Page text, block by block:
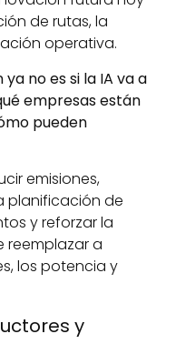
de rutas, la
operativa.
no es si la IA va a
empresas están
pueden
emisiones,
planificación de
y reforzar la
reemplazar a
los potencia y
y